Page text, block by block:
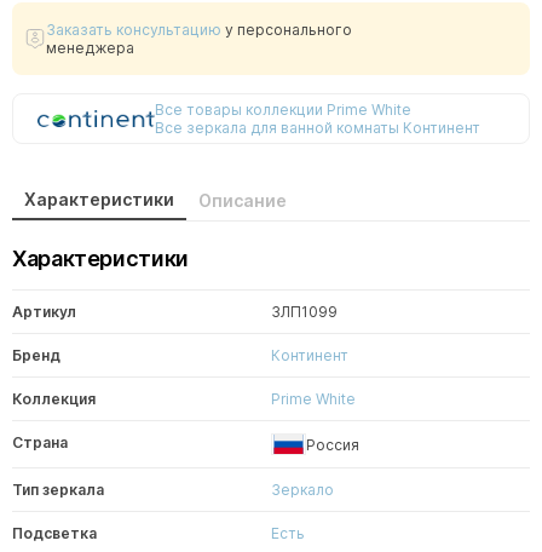
Заказать консультацию у персонального
менеджера
Все товары коллекции Prime White
Все зеркала для ванной комнаты Континент
Характеристики Описание
Характеристики
Артикул ЗЛП1099
Бренд Континент
Коллекция Prime White
Страна Россия
Тип зеркала Зеркало
Подсветка Есть